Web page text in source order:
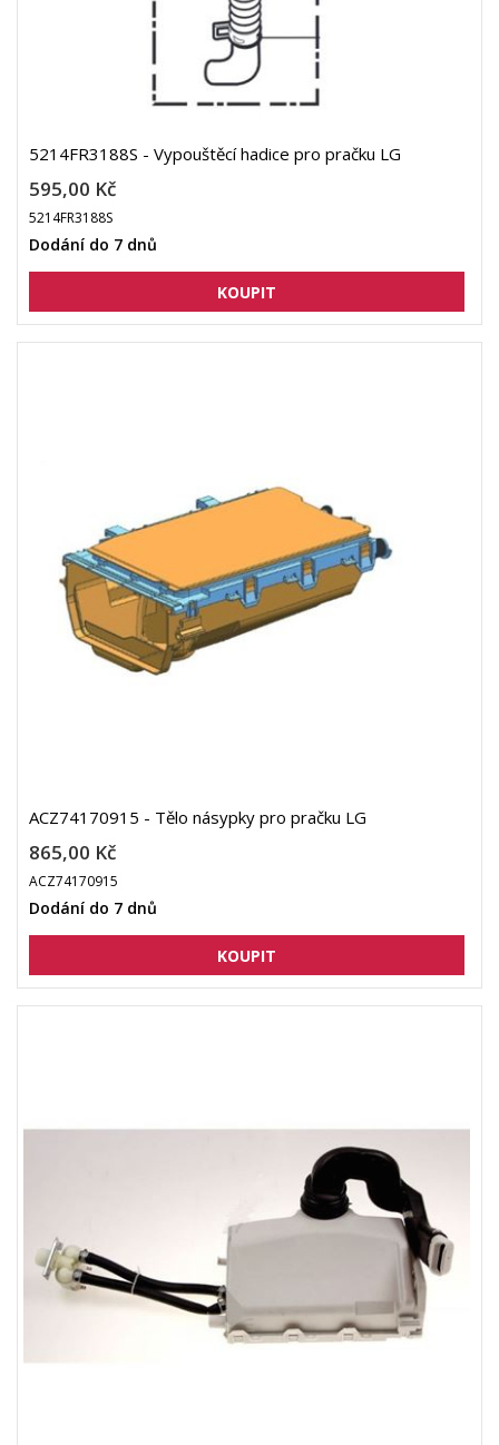
5214FR3188S - Vypouštěcí hadice pro pračku LG
595,00 Kč
5214FR3188S
Dodání do 7 dnů
ACZ74170915 - Tělo násypky pro pračku LG
865,00 Kč
ACZ74170915
Dodání do 7 dnů